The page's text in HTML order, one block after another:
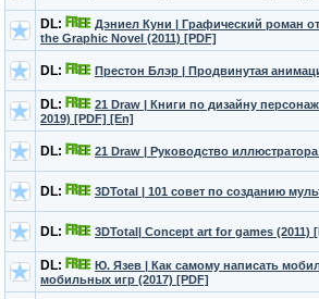
DL:
Дэниел Куни | Графический роман
the Graphic Novel (2011) [PDF]
DL: Престон Блэр | Продвинутая
DL:
21 Draw | Книги по дизайну
2019) [PDF] [En]
DL: 21 Draw | Руководство
DL: 3DTotal | 101 совет по созданию
DL: 3DTotal| Concept art for games (2011)
DL:
Ю. Язев | Как самому написать
мобильных игр (2017) [PDF]